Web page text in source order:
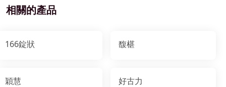
相關的產品
166錠狀 馥椹
穎慧 好古力